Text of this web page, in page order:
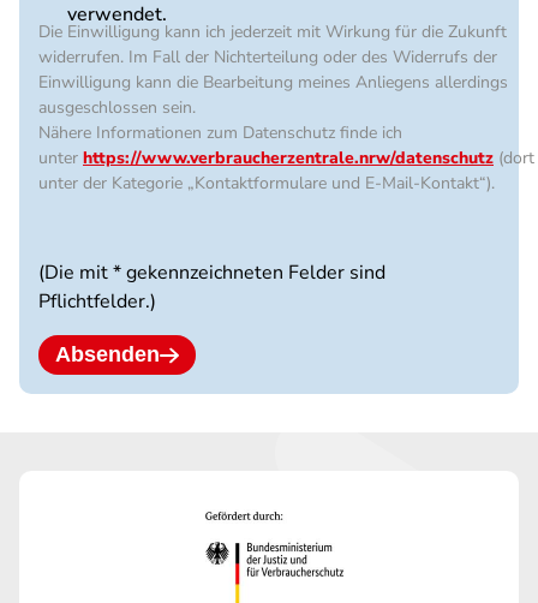
verwendet.
Die Einwilligung kann ich jederzeit mit Wirkung für die Zukunft
widerrufen. Im Fall der Nichterteilung oder des Widerrufs der
Einwilligung kann die Bearbeitung meines Anliegens allerdings
ausgeschlossen sein.
Nähere Informationen zum Datenschutz finde ich
unter https://www.verbraucherzentrale.nrw/datenschutz (dort
unter der Kategorie „Kontaktformulare und E-Mail-Kontakt“).
(Die mit * gekennzeichneten Felder sind
Pflichtfelder.)
Absenden